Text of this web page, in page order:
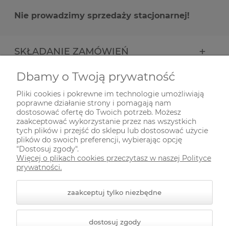
Nie prowadzimy sprzedaży stacjonarnej!
SKŁADANIE ZAMÓWIEŃ
INFORMACJE
ODWIEDŹ NAS NA
Dbamy o Twoją prywatność
Pliki cookies i pokrewne im technologie umożliwiają
poprawne działanie strony i pomagają nam
dostosować ofertę do Twoich potrzeb. Możesz
zaakceptować wykorzystanie przez nas wszystkich
tych plików i przejść do sklepu lub dostosować użycie
plików do swoich preferencji, wybierając opcję
"Dostosuj zgody".
Więcej o plikach cookies przeczytasz w naszej Polityce
prywatności.
zaakceptuj tylko niezbędne
dostosuj zgody